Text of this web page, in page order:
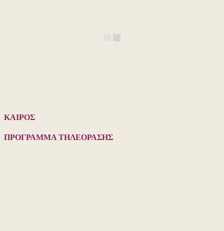
ΚΑΙΡΟΣ
ΠΡΟΓΡΑΜΜΑ ΤΗΛΕΟΡΑΣΗΣ